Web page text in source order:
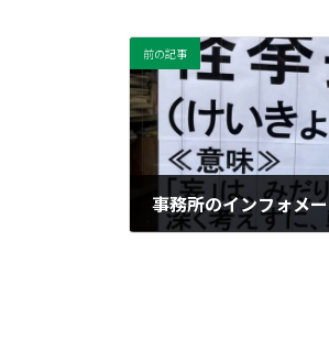
前の記事
事務所のインフォメ